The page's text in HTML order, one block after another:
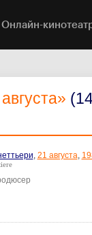
Онлайн-
, 21 августа,